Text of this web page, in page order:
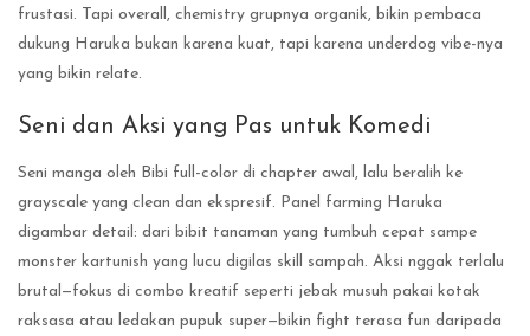
frustasi. Tapi overall, chemistry grupnya organik, bikin pembaca
dukung Haruka bukan karena kuat, tapi karena underdog vibe-nya
yang bikin relate.
Seni dan Aksi yang Pas untuk Komedi
Seni manga oleh Bibi full-color di chapter awal, lalu beralih ke
grayscale yang clean dan ekspresif. Panel farming Haruka
digambar detail: dari bibit tanaman yang tumbuh cepat sampe
monster kartunish yang lucu digilas skill sampah. Aksi nggak terlalu
brutal—fokus di combo kreatif seperti jebak musuh pakai kotak
raksasa atau ledakan pupuk super—bikin fight terasa fun daripada